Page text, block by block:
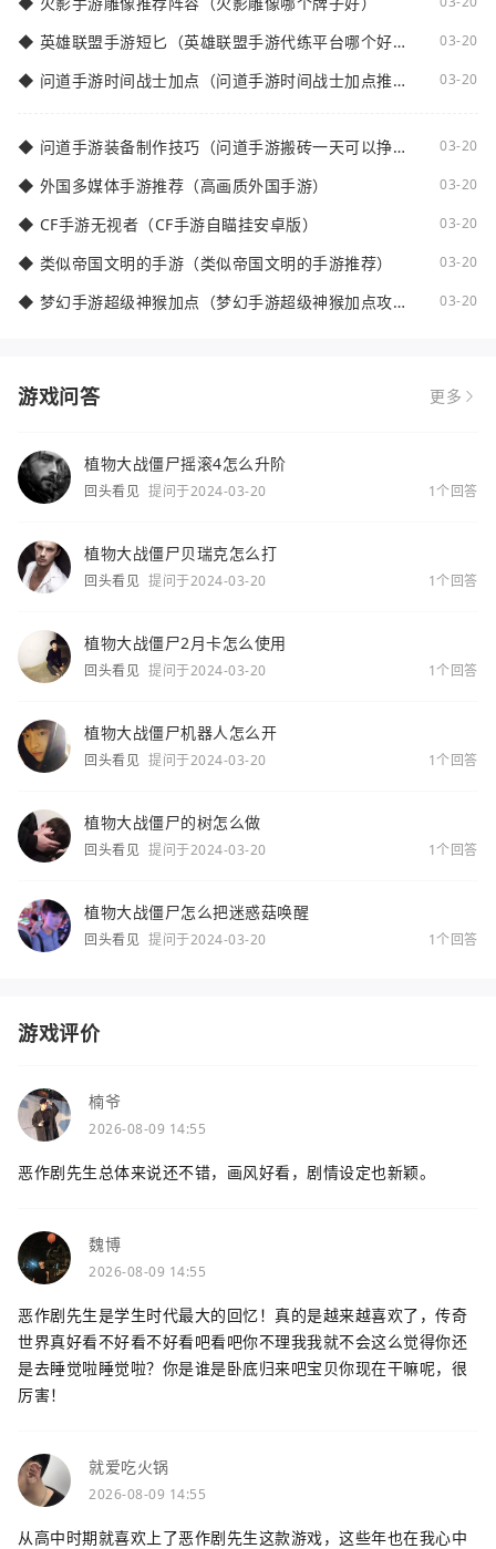
◆ 英雄联盟手游短匕（英雄联盟手游代练平台哪个好
03-20
◆ 问道手游时间战士加点（问道手游时间战士加点推
03-20
◆ 问道手游装备制作技巧（问道手游搬砖一天可以挣多
03-20
◆ 外国多媒体手游推荐（高画质外国手游） 03-20
◆ CF手游无视者（CF手游自瞄挂安卓版） 03-20
◆ 类似帝国文明的手游（类似帝国文明的手游推荐） 03-20
◆ 梦幻手游超级神猴加点（梦幻手游超级神猴加点攻
03-20
游戏问答 更多
植物大战僵尸摇滚4怎么升阶
回头看见 提问于2024-03-20 1个回答
植物大战僵尸贝瑞克怎么打
回头看见 提问于2024-03-20 1个回答
植物大战僵尸2月卡怎么使用
回头看见 提问于2024-03-20 1个回答
植物大战僵尸机器人怎么开
回头看见 提问于2024-03-20 1个回答
植物大战僵尸的树怎么做
回头看见 提问于2024-03-20 1个回答
植物大战僵尸怎么把迷惑菇唤醒
回头看见 提问于2024-03-20 1个回答
游戏评价
楠爷
2026-08-09 14:55
恶作剧先生总体来说还不错，画风好看，剧情设定也新颖。
魏博
2026-08-09 14:55
恶作剧先生是学生时代最大的回忆！真的是越来越喜欢了，传奇
世界真好看不好看不好看吧看吧你不理我我就不会这么觉得你还
是去睡觉啦睡觉啦？你是谁是卧底归来吧宝贝你现在干嘛呢，很
厉害！
就爱吃火锅
2026-08-09 14:55
从高中时期就喜欢上了恶作剧先生这款游戏，这些年也在我心中